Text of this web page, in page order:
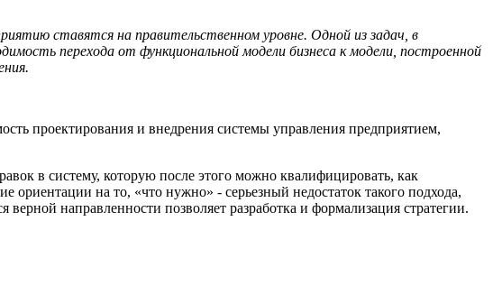
ставятся на правительственном уровне. Одной из задач, в
перехода от функциональной модели бизнеса к модели, построенной
проектирования и внедрения системы управления предприятием,
в систему, которую после этого можно квалифицировать, как
на то, «что нужно» - серьезный недостаток такого подхода,
верной направленности позволяет разработка и формализация стратегии.